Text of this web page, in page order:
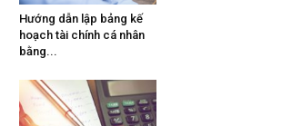
Hướng dẫn lập bảng kế
hoạch tài chính cá nhân
bằng...